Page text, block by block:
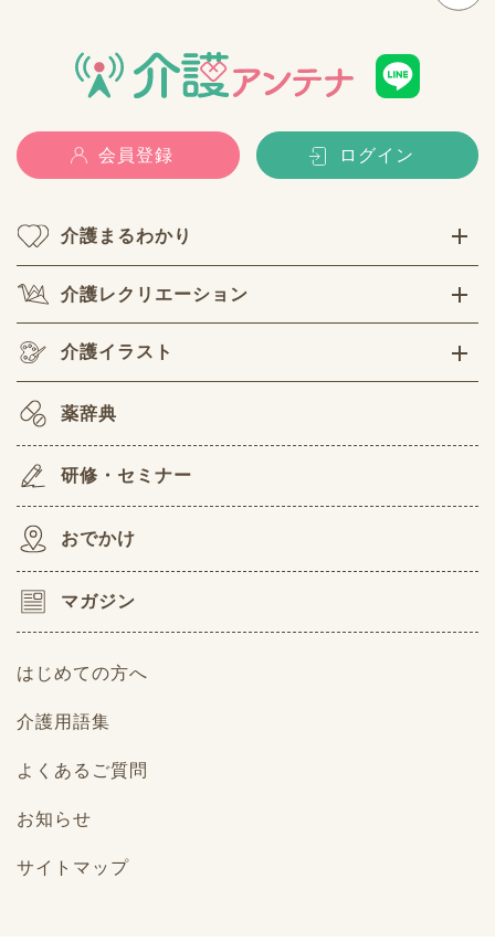
会員登録 ログイン
介護まるわかり
介護レクリエーション
介護イラスト
薬辞典
研修・セミナー
おでかけ
マガジン
はじめての方へ
介護用語集
よくあるご質問
お知らせ
サイトマップ